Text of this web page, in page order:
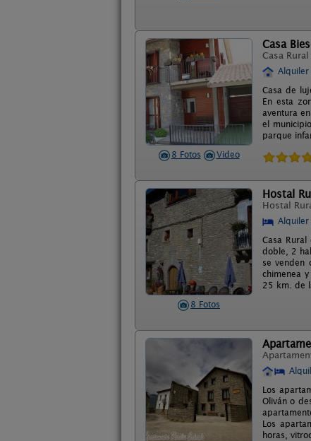
8 Fotos Video
Casa
Casa Rural
Casa de
En esta
aventura
el
parque
8 Fotos
Hostal
Hostal
Alquiler
Casa
doble, 2
se venden
chimenea
25 km. de
Los
Oliván o
Los
horas,